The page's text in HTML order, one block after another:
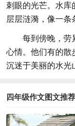
刺眼的光芒。水库
层层涟漪，像一条
每到傍晚，劳
心情。他们有的
沉迷于美丽的水光
四年级作文图文推荐